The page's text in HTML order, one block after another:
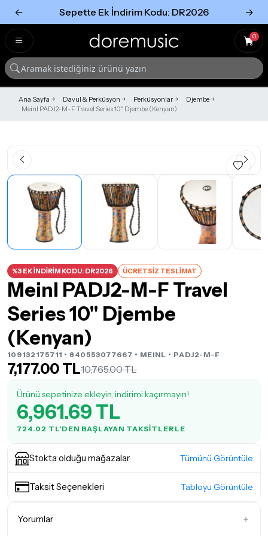
← Sepette Ek İndirim Kodu: DR2026 →
0
Ana Sayfa Davul & Perküsyon Perküsyonlar
Djembe
Meinl PADJ2-M-F Travel Series 10" Djembe (Kenyan)
%3 EK İNDİRİM KODU: DR2026 ÜCRETSİZ TESLİMAT
Meinl PADJ2-M-F Travel
Series 10" Djembe
(Kenyan)
109132175711 • 840553077667 • MEINL • PADJ2-M-F
7,177.00 TL10,765.00 TL
Ürünü sepetinize ekleyin, indirimi kaçırmayın!
6,961.69 TL
724.02 TL'DEN BAŞLAYAN TAKSITLERLE
Stokta olduğu mağazalar Tümünü Görüntüle
Taksit Seçenekleri Tabloyu Görüntüle
Yorumlar
Tümünü Gör
Tümünü gör